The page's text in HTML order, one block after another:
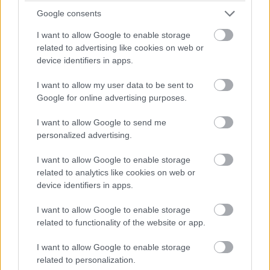
Google consents
I want to allow Google to enable storage
related to advertising like cookies on web or
device identifiers in apps.
I want to allow my user data to be sent to
Google for online advertising purposes.
I want to allow Google to send me
personalized advertising.
I want to allow Google to enable storage
related to analytics like cookies on web or
device identifiers in apps.
I want to allow Google to enable storage
related to functionality of the website or app.
I want to allow Google to enable storage
related to personalization.
fontos az agy egészséges működéséhez, bár a
folyadékáramlás és az idegrendszeri betegségek
közötti ok-okozati kapcsolatot továbbra is vizsgálják.
Tudtad?A mély alvás során megfigyelt agy-gerincvelői
idegsejtek lassú aktivitásváltozásait. Ez azt mutatja,
hogy az agyhullámok, a vérkeringés és a
folyadékmozgás szorosan összehangolódik.
Tudományos források
hemodynamic, and cerebrospinal fluid oscillations
in human sleep